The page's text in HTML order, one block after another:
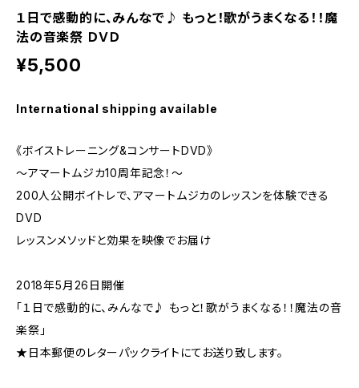
１日で感動的に、みんなで♪ もっと！歌がうまくなる！！魔
法の音楽祭 ＤＶＤ
¥5,500
International shipping available
《ボイストレーニング&コンサートDVD》
～アマートムジカ10周年記念！～
200人公開ボイトレで、アマートムジカのレッスンを体験できる
DVD
レッスンメソッドと効果を映像でお届け
2018年5月26日開催
「１日で感動的に、みんなで♪ もっと！歌がうまくなる！！魔法の音
楽祭」
★日本郵便のレターパックライトにてお送り致します。